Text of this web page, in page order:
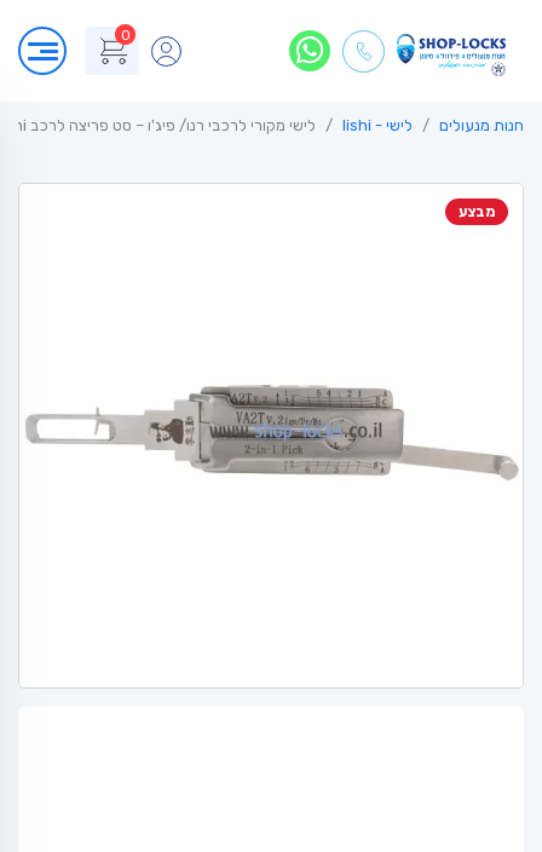
0
חנות מנעולים לישי - lishi לישי מקורי לרכבי רנו/ פיג'ו – סט פריצה לרכב VA2T lishi
מבצע